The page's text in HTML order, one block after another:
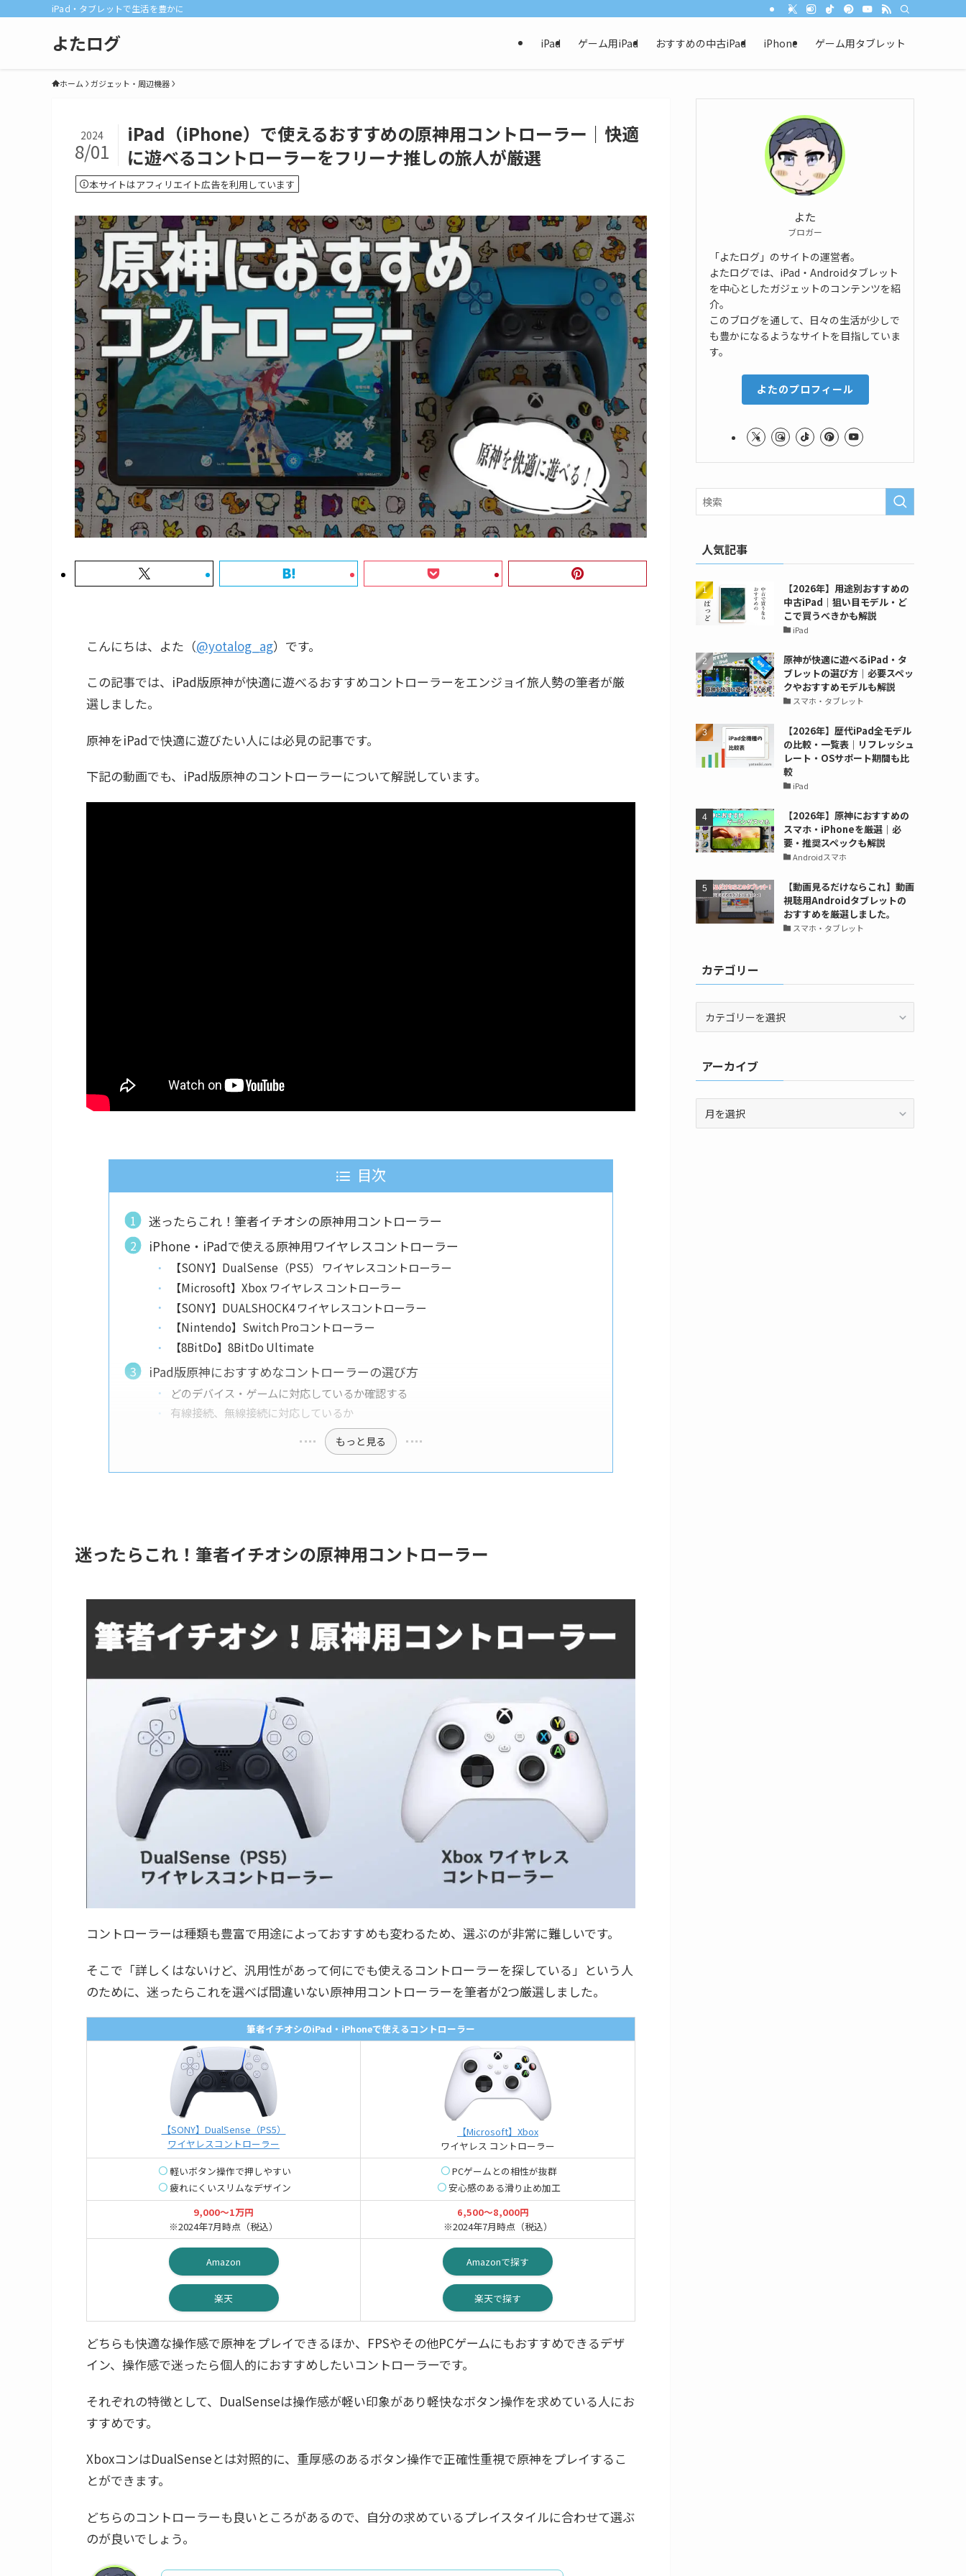
iPad・タブレットで生活を豊かに
よたログ iPad ゲーム用iPad おすすめの中古iPad iPhone ゲーム用タブレット
ホーム ガジェット・周辺機器
iPad（iPhone）で使えるおすすめの原神用コントローラー｜快適
に遊べるコントローラーをフリーナ推しの旅人が厳選
2024
8/01
本サイトはアフィリエイト広告を利用しています
こんにちは、よた（@yotalog_ag）です。
この記事では、iPad版原神が快適に遊べるおすすめコントローラーをエンジョイ旅人勢の筆者が厳
選しました。
原神をiPadで快適に遊びたい人には必見の記事です。
下記の動画でも、iPad版原神のコントローラーについて解説しています。
目次
迷ったらこれ！筆者イチオシの原神用コントローラー
iPhone・iPadで使える原神用ワイヤレスコントローラー
【SONY】DualSense（PS5） ワイヤレスコントローラー
【Microsoft】Xbox ワイヤレス コントローラー
【SONY】DUALSHOCK4 ワイヤレスコントローラー
【Nintendo】Switch Proコントローラー
【8BitDo】8BitDo Ultimate
iPad版原神におすすめなコントローラーの選び方
どのデバイス・ゲームに対応しているか確認する
有線接続、無線接続に対応しているか
もっと見る
迷ったらこれ！筆者イチオシの原神用コントローラー
コントローラーは種類も豊富で用途によっておすすめも変わるため、選ぶのが非常に難しいです。
そこで「詳しくはないけど、汎用性があって何にでも使えるコントローラーを探している」という人
のために、迷ったらこれを選べば間違いない原神用コントローラーを筆者が2つ厳選しました。
筆者イチオシのiPad・iPhoneで使えるコントローラー
【SONY】DualSense（PS5）
ワイヤレスコントローラー
【Microsoft】Xbox
ワイヤレス コントローラー
軽いボタン操作で押しやすい
疲れにくいスリムなデザイン
PCゲームとの相性が抜群
安心感のある滑り止め加工
9,000〜1万円
※2024年7月時点（税込）
6,500〜8,000円
※2024年7月時点（税込）
Amazon
楽天
Amazonで探す
楽天で探す
どちらも快適な操作感で原神をプレイできるほか、FPSやその他PCゲームにもおすすめできるデザ
イン、操作感で迷ったら個人的におすすめしたいコントローラーです。
それぞれの特徴として、DualSenseは操作感が軽い印象があり軽快なボタン操作を求めている人にお
すすめです。
XboxコンはDualSenseとは対照的に、重厚感のあるボタン操作で正確性重視で原神をプレイするこ
とができます。
どちらのコントローラーも良いところがあるので、自分の求めているプレイスタイルに合わせて選ぶ
のが良いでしょう。
よた
ブロガー
「よたログ」のサイトの運営者。
よたログでは、iPad・Androidタブレット
を中心としたガジェットのコンテンツを紹
介。
このブログを通して、日々の生活が少しで
も豊かになるようなサイトを目指していま
す。
よたのプロフィール
人気記事
【2026年】用途別おすすめの
中古iPad｜狙い目モデル・ど
こで買うべきかも解説
iPad
原神が快適に遊べるiPad・タ
ブレットの選び方｜必要スペッ
クやおすすめモデルも解説
スマホ・タブレット
【2026年】歴代iPad全モデル
の比較・一覧表｜リフレッシュ
レート・OSサポート期間も比
較
iPad
【2026年】原神におすすめの
スマホ・iPhoneを厳選｜必
要・推奨スペックも解説
Androidスマホ
【動画見るだけならこれ】動画
視聴用Androidタブレットの
おすすめを厳選しました。
スマホ・タブレット
カテゴリー
ーアーカイブ